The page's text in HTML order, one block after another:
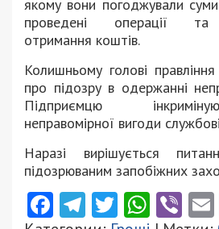
якому вони погоджували суми
проведені операції та
отримання коштів.
Колишньому голові
про підозру в одержанні
Підприємцю
неправомірної вигоди
Наразі вирішується
підозрюваним запобіжних
Facebook
Telegram
Twitter